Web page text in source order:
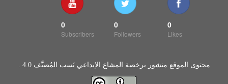
0
Likes
0
Followers
0
Subscribers
محتوى الموقع منشور برخصة المشاع الإبداعي نَسب المُصنَّف 4.0 .